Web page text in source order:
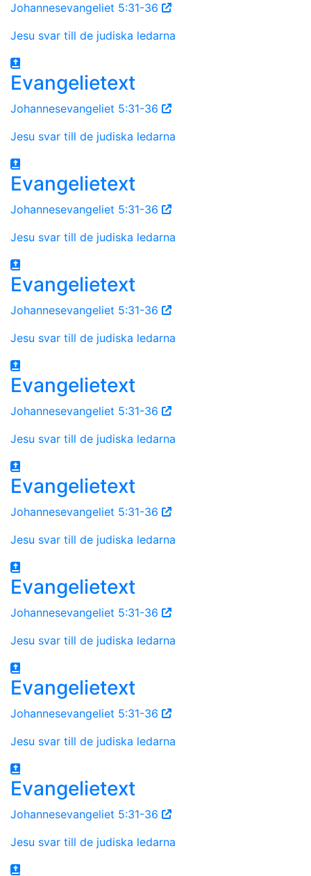
Johannesevangeliet 5:31-36
Jesu svar till de judiska ledarna
Evangelietext
Johannesevangeliet 5:31-36
Jesu svar till de judiska ledarna
Evangelietext
Johannesevangeliet 5:31-36
Jesu svar till de judiska ledarna
Evangelietext
Johannesevangeliet 5:31-36
Jesu svar till de judiska ledarna
Evangelietext
Johannesevangeliet 5:31-36
Jesu svar till de judiska ledarna
Evangelietext
Johannesevangeliet 5:31-36
Jesu svar till de judiska ledarna
Evangelietext
Johannesevangeliet 5:31-36
Jesu svar till de judiska ledarna
Evangelietext
Johannesevangeliet 5:31-36
Jesu svar till de judiska ledarna
Evangelietext
Johannesevangeliet 5:31-36
Jesu svar till de judiska ledarna